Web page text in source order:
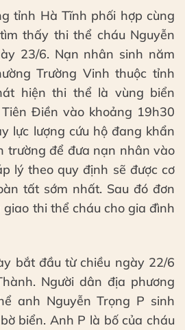
tỉnh Hà Tĩnh phối hợp cùng
thấy thi thể cháu Nguyễn
23/6. Nạn nhân sinh năm
Trường Vinh thuộc tỉnh
hiện thi thể là vùng biển
Điền vào khoảng 19h30
lực lượng cứu hộ đang khẩn
trường để đưa nạn nhân vào
lý theo quy định sẽ được cơ
tất sớm nhất. Sau đó đơn
thi thể cháu cho gia đình
bắt đầu từ chiều ngày 22/6
Người dân địa phương
anh Nguyễn Trọng P sinh
biển. Anh P là bố của cháu